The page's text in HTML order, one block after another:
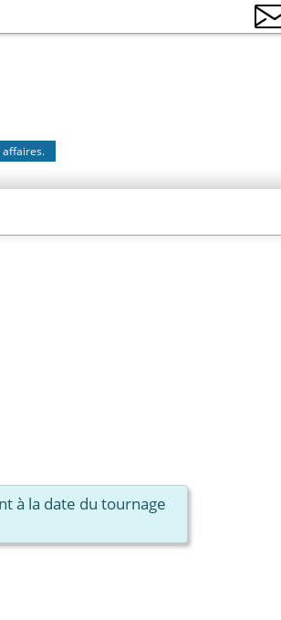
affaires.
à la date du tournage